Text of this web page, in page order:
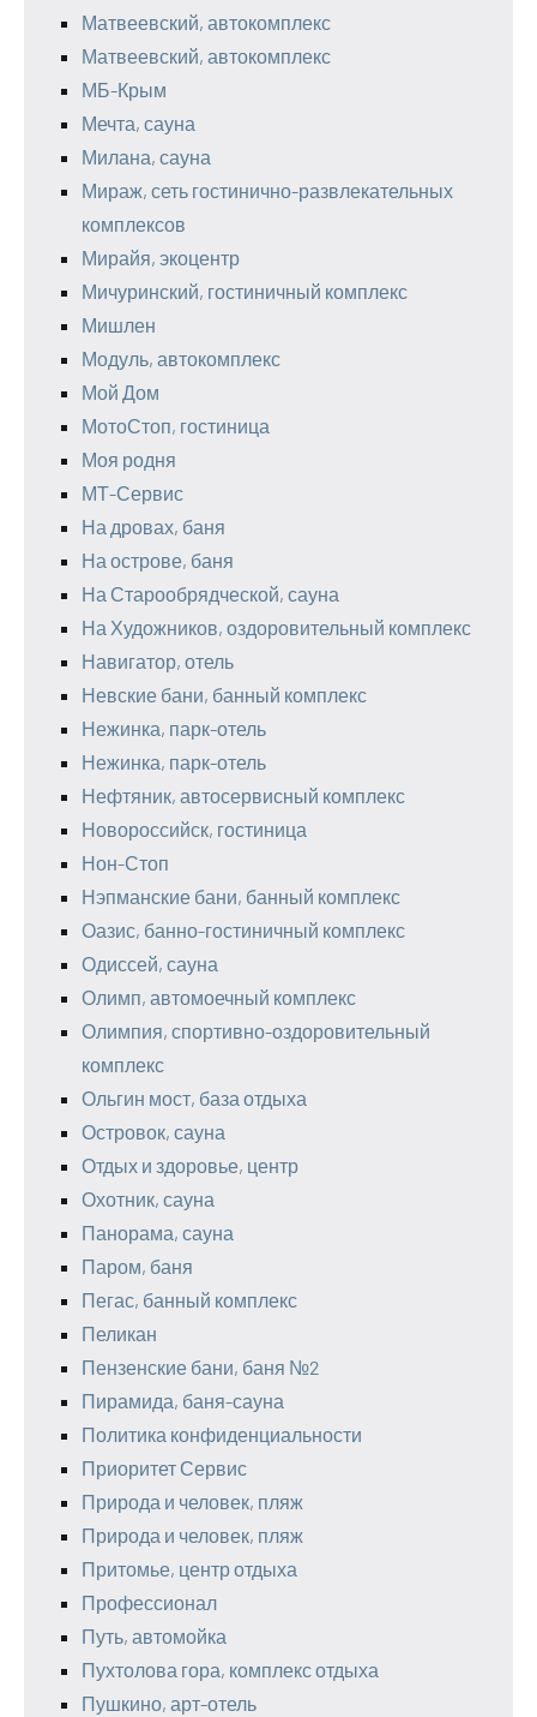
Матвеевский, автокомплекс
Матвеевский, автокомплекс
МБ-Крым
Мечта, сауна
Милана, сауна
Мираж, сеть гостинично-развлекательных
комплексов
Мирайя, экоцентр
Мичуринский, гостиничный комплекс
Мишлен
Модуль, автокомплекс
Мой Дом
МотоСтоп, гостиница
Моя родня
МТ-Сервис
На дровах, баня
На острове, баня
На Старообрядческой, сауна
На Художников, оздоровительный комплекс
Навигатор, отель
Невские бани, банный комплекс
Нежинка, парк-отель
Нежинка, парк-отель
Нефтяник, автосервисный комплекс
Новороссийск, гостиница
Нон-Стоп
Нэпманские бани, банный комплекс
Оазис, банно-гостиничный комплекс
Одиссей, сауна
Олимп, автомоечный комплекс
Олимпия, спортивно-оздоровительный
комплекс
Ольгин мост, база отдыха
Островок, сауна
Отдых и здоровье, центр
Охотник, сауна
Панорама, сауна
Паром, баня
Пегас, банный комплекс
Пеликан
Пензенские бани, баня №2
Пирамида, баня-сауна
Политика конфиденциальности
Приоритет Сервис
Природа и человек, пляж
Природа и человек, пляж
Притомье, центр отдыха
Профессионал
Путь, автомойка
Пухтолова гора, комплекс отдыха
Пушкино, арт-отель